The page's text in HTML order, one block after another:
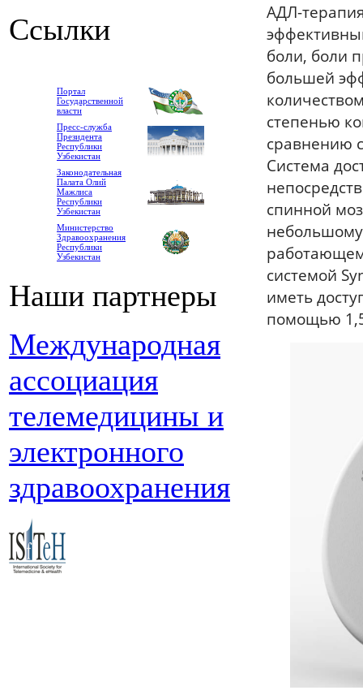
Ссылки
Портал
Государственной
власти
Пресс-служба
Президента
Республики
Узбекистан
Законодательная
Палата Олий
Мажлиса
Республики
Узбекистан
Министерство
Здравоохранения
Республики
Узбекистан
Наши партнеры
Международная
ассоциация
телемедицины и
электронного
здравоохранения
АДЛ-
боли, боли
большей
степенью
сравнению
Система
спинной
системой
иметь
помощью